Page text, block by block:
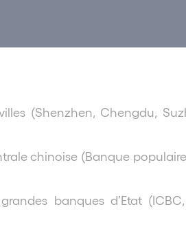
(Shenzhen, Chengdu,
chinoise (Banque
banques d’Etat